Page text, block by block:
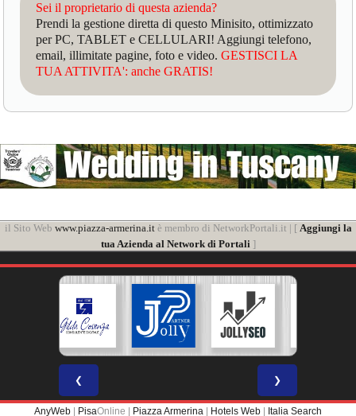
Sei il proprietario di questa azienda?
Prendi la gestione diretta di questo Minisito, ottimizzato
per PC, TABLET e CELLULARI! Aggiungi telefono,
email, illimitate pagine, foto e video.GESTISCI LA
TUA ATTIVITA': anche GRATIS!
il Sito Web www.piazza-armerina.itè membro di NetworkPortali.it | [ Aggiungi la
tua Azienda al Network di Portali ]
❮ ❯
AnyWeb | PisaOnline | Piazza Armerina | Hotels Web | Italia Search